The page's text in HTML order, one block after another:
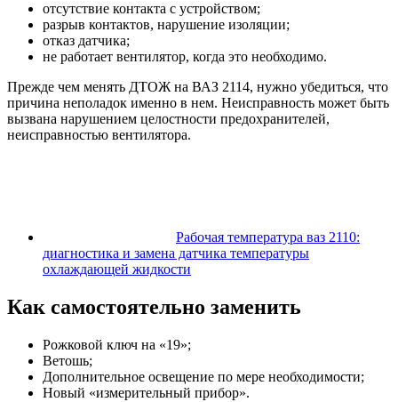
отсутствие контакта с устройством;
разрыв контактов, нарушение изоляции;
отказ датчика;
не работает вентилятор, когда это необходимо.
Прежде чем менять ДТОЖ на ВАЗ 2114, нужно убедиться, что
причина неполадок именно в нем. Неисправность может быть
вызвана нарушением целостности предохранителей,
неисправностью вентилятора.
Рабочая температура ваз 2110:
диагностика и замена датчика температуры
охлаждающей жидкости
Как самостоятельно заменить
Рожковой ключ на «19»;
Ветошь;
Дополнительное освещение по мере необходимости;
Новый «измерительный прибор».